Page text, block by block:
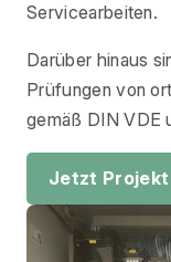
Servicearbeiten.
Darüber hinaus
Prüfungen von
gemäß DIN VDE
Jetzt